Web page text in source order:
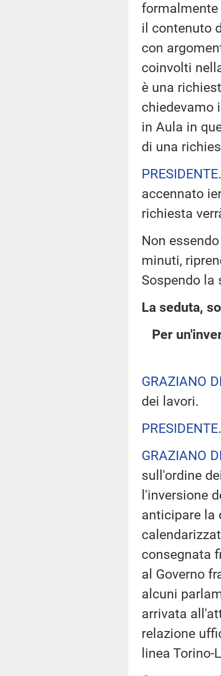
formalmente
il contenuto
con
coinvolti
è una
chiedevamo
in Aula in
di una
PRESIDENTE
accennato
richiesta
Non
minuti,
Sospendo la
La seduta,
Per
GRAZIANO
dei lavori.
PRESIDENTE
GRAZIANO
sull'ordine
l'inversione
anticipare la
consegnata
al Governo
alcuni
arrivata
relazione
linea Torino-